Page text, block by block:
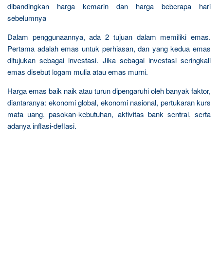
dibandingkan harga kemarin dan harga beberapa hari
sebelumnya
Dalam penggunaannya, ada 2 tujuan dalam memiliki emas.
Pertama adalah emas untuk perhiasan, dan yang kedua emas
ditujukan sebagai investasi. Jika sebagai investasi seringkali
emas disebut logam mulia atau emas murni.
Harga emas baik naik atau turun dipengaruhi oleh banyak faktor,
diantaranya: ekonomi global, ekonomi nasional, pertukaran kurs
mata uang, pasokan-kebutuhan, aktivitas bank sentral, serta
adanya inflasi-deflasi.